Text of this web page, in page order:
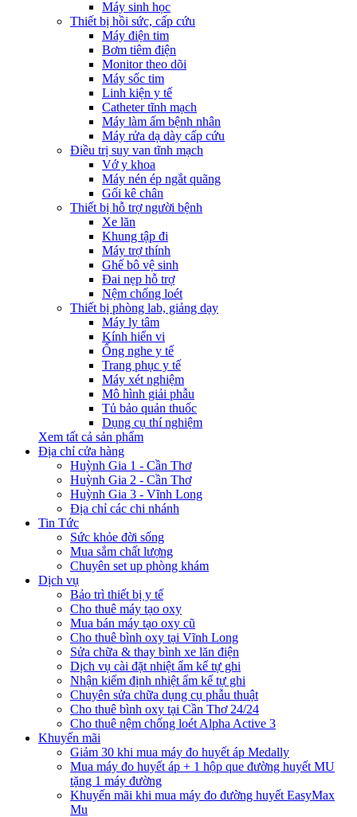
Máy sinh học
Thiết bị hồi sức, cấp cứu
Máy điện tim
Bơm tiêm điện
Monitor theo dõi
Máy sốc tim
Linh kiện y tế
Catheter tĩnh mạch
Máy làm ấm bệnh nhân
Máy rửa dạ dày cấp cứu
Điều trị suy van tĩnh mạch
Vớ y khoa
Máy nén ép ngắt quãng
Gối kê chân
Thiết bị hỗ trợ người bệnh
Xe lăn
Khung tập đi
Máy trợ thính
Ghế bô vệ sinh
Đai nẹp hỗ trợ
Nệm chống loét
Thiết bị phòng lab, giảng dạy
Máy ly tâm
Kính hiển vi
Ống nghe y tế
Trang phục y tế
Máy xét nghiệm
Mô hình giải phẫu
Tủ bảo quản thuốc
Dụng cụ thí nghiệm
Xem tất cả sản phẩm
Địa chỉ cửa hàng
Huỳnh Gia 1 - Cần Thơ
Huỳnh Gia 2 - Cần Thơ
Huỳnh Gia 3 - Vĩnh Long
Địa chỉ các chi nhánh
Tin Tức
Sức khỏe đời sống
Mua sắm chất lượng
Chuyên set up phòng khám
Dịch vụ
Bảo trì thiết bị y tế
Cho thuê máy tạo oxy
Mua bán máy tạo oxy cũ
Cho thuê bình oxy tại Vĩnh Long
Sửa chữa & thay bình xe lăn điện
Dịch vụ cài đặt nhiệt ẩm kế tự ghi
Nhận kiểm định nhiệt ẩm kế tự ghi
Chuyên sửa chữa dụng cụ phẫu thuật
Cho thuê bình oxy tại Cần Thơ 24/24
Cho thuê nệm chống loét Alpha Active 3
Khuyến mãi
Giảm 30 khi mua máy đo huyết áp Medally
Mua máy đo huyết áp + 1 hộp que đường huyết MU
tặng 1 máy đường
Khuyến mãi khi mua máy đo đường huyết EasyMax
Mu